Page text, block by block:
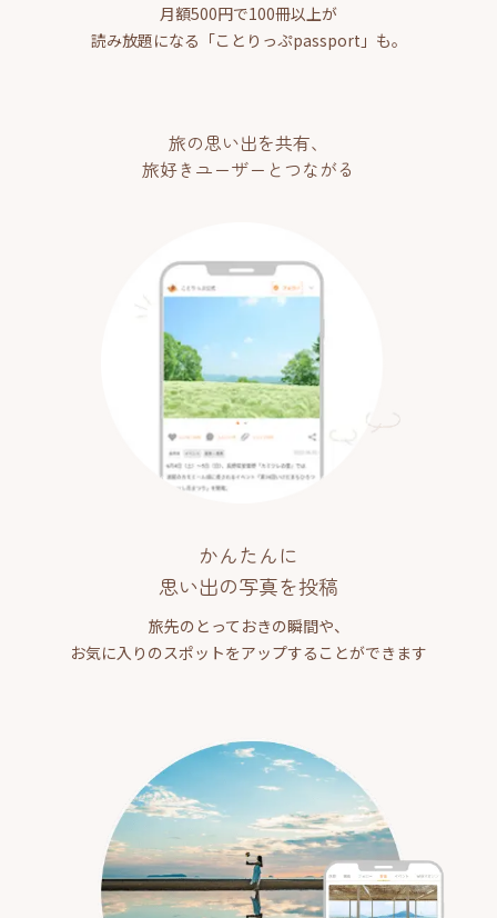
月額500円で100冊以上が
読み放題になる「ことりっぷpassport」も。
旅の思い出を共有、
旅好きユーザーとつながる
かんたんに
思い出の写真を投稿
旅先のとっておきの瞬間や、
お気に入りのスポットをアップすることができます